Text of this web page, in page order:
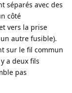
séparés avec des
côté
vers la prise
autre fusible).
sur le fil commun
a deux fils
pas